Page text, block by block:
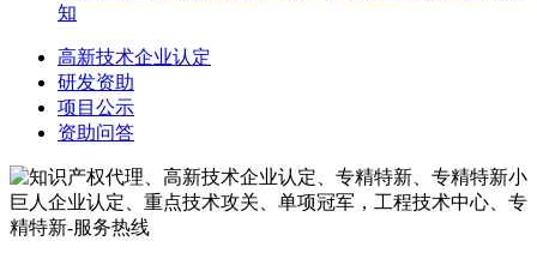
知
高新技术企业认定
研发资助
项目公示
资助问答